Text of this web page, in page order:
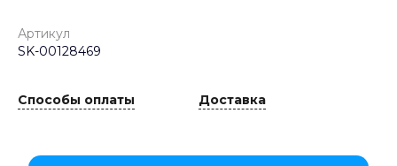
Артикул
SK-00128469
Способы оплаты Доставка